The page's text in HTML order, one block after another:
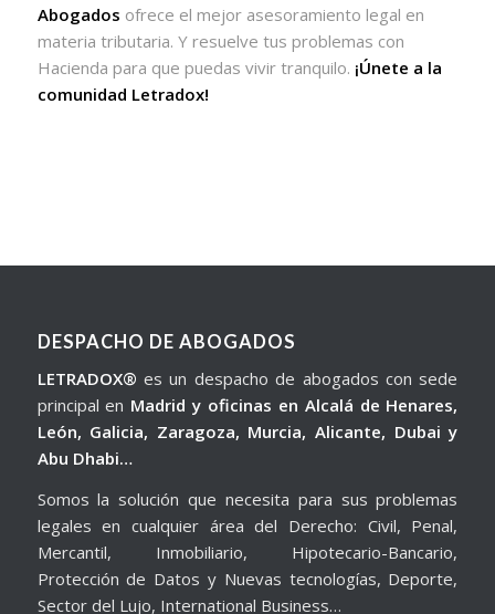
Abogados ofrece el mejor asesoramiento legal en
materia tributaria. Y resuelve tus problemas con
Hacienda para que puedas vivir tranquilo. ¡Únete a la
comunidad Letradox!
DESPACHO DE ABOGADOS
LETRADOX® es un despacho de abogados con sede
principal en Madrid y oficinas en Alcalá de Henares,
León, Galicia, Zaragoza, Murcia, Alicante, Dubai y
Abu Dhabi…
Somos la solución que necesita para sus problemas
legales en cualquier área del Derecho: Civil, Penal,
Mercantil, Inmobiliario, Hipotecario-Bancario,
Protección de Datos y Nuevas tecnologías, Deporte,
Sector del Lujo, International Business…